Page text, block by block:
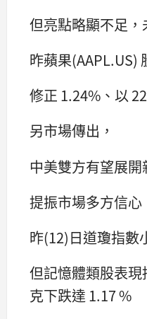
但亮點略顯不足
昨蘋果(AAPL.US)
修正 1.24%、以
另市場傳出，
中美雙方有望展
提振市場多方信心
昨(12)日道瓊指數
但記憶體類股表
克下跌達 1.17 %